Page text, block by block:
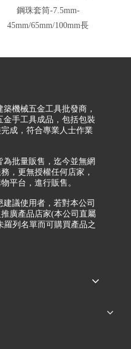
鋼珠套筒-7.5mm-
45mm/65mm/100mm長
機械五金工具批發商，
金手工具成品，包括包裝
成，符合專業人士作業
批量販售，迄今並無網
，更無授權任何店家，
平台，進行販售。
議使用者，若對本公司
廣產品店家(本公司直屬
列名單而可購買產品之